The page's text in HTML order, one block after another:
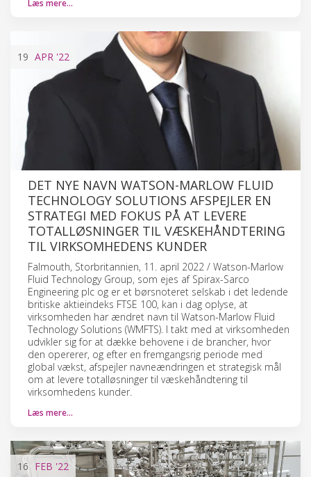
Læs mere…
19 APR '22
DET NYE NAVN WATSON-MARLOW FLUID
TECHNOLOGY SOLUTIONS AFSPEJLER EN
STRATEGI MED FOKUS PÅ AT LEVERE
TOTALLØSNINGER TIL VÆSKEHÅNDTERING
TIL VIRKSOMHEDENS KUNDER
Falmouth, Storbritannien, 11. april 2022 / Watson-Marlow
Fluid Technology Group, som ejes af Spirax-Sarco
Engineering plc og er et børsnoteret selskab i det ledende
britiske aktieindeks FTSE 100, kan i dag oplyse, at
virksomheden har ændret navn til Watson-Marlow Fluid
Technology Solutions (WMFTS). I takt med at virksomheden
udvikler sig for at dække behovene i de brancher, hvor
den opererer, og efter en fremgangsrig periode med
global vækst, afspejler navneændringen et strategisk mål
om at levere totalløsninger til væskehåndtering til
virksomhedens kunder.
Læs mere…
16 FEB '22